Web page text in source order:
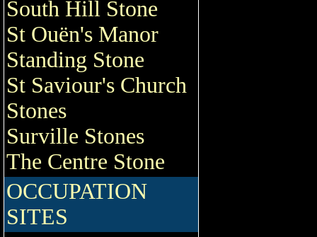
South Hill Stone
St Ouën's Manor
Standing Stone
St Saviour's Church
Stones
Surville Stones
The Centre Stone
OCCUPATION
SITES